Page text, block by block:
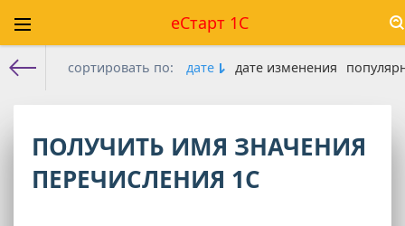
еСтарт 1С
сортировать по: дате дате изменения
ПОЛУЧИТЬ ИМЯ ЗНАЧЕНИЯ
ПЕРЕЧИСЛЕНИЯ 1С